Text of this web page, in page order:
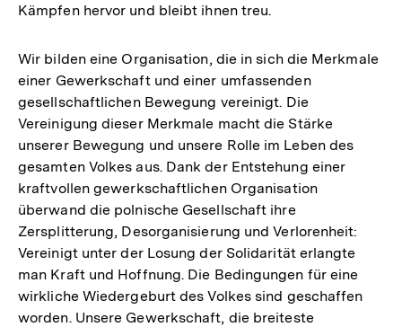
Kämpfen hervor und bleibt ihnen treu.
Wir bilden eine Organisation, die in sich die Merkmale
einer Gewerkschaft und einer umfassenden
gesellschaftlichen Bewegung vereinigt. Die
Vereinigung dieser Merkmale macht die Stärke
unserer Bewegung und unsere Rolle im Leben des
gesamten Volkes aus. Dank der Entstehung einer
kraftvollen gewerkschaftlichen Organisation
überwand die polnische Gesellschaft ihre
Zersplitterung, Desorganisierung und Verlorenheit:
Vereinigt unter der Losung der Solidarität erlangte
man Kraft und Hoffnung. Die Bedingungen für eine
wirkliche Wiedergeburt des Volkes sind geschaffen
worden. Unsere Gewerkschaft, die breiteste